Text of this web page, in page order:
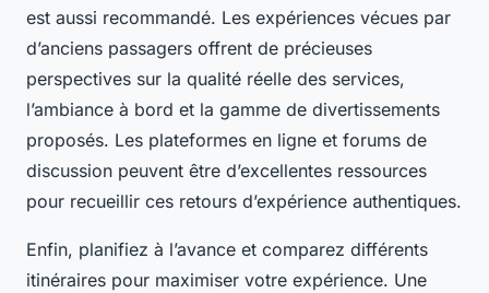
est aussi recommandé. Les expériences vécues par
d’anciens passagers offrent de précieuses
perspectives sur la qualité réelle des services,
l’ambiance à bord et la gamme de divertissements
proposés. Les plateformes en ligne et forums de
discussion peuvent être d’excellentes ressources
pour recueillir ces retours d’expérience authentiques.
Enfin, planifiez à l’avance et comparez différents
itinéraires pour maximiser votre expérience. Une